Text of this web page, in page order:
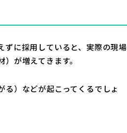
ずに採用していると、実際の現場
が増えてきます。
）などが起こってくるでしょ